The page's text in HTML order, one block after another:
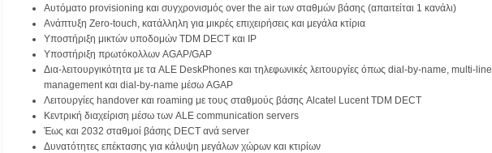
Αυτόματο provisioning και συγχρονισμός over the air των σταθμών βάσης (απαιτείται 1 κανάλι)
Ανάπτυξη Zero-touch, κατάλληλη για μικρές επιχειρήσεις και μεγάλα κτίρια
Υποστήριξη μικτών υποδομών TDM DECT και IP
Υποστήριξη πρωτόκολλων AGAP/GAP
Δια-λειτουργικότητα με τα ALE DeskPhones και τηλεφωνικές λειτουργίες όπως dial-by-name, multi-line
management και dial-by-name μέσω AGAP
Λειτουργίες handover και roaming με τους σταθμούς βάσης Alcatel Lucent TDM DECT
Κεντρική διαχείριση μέσω των ALE communication servers
Έως και 2032 σταθμοί βάσης DECT ανά server
Δυνατότητες επέκτασης για κάλυψη μεγάλων χώρων και κτιρίων